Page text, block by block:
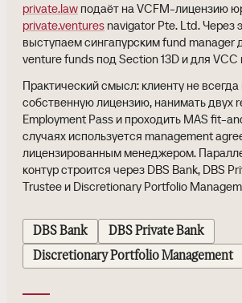
private.law подаёт на VCFM-лицензию
private.ventures navigator Pte. Ltd. Через
выступаем сингапурским fund manager
venture funds под Section 13D и для VCC
Практический смысл: клиенту не
собственную лицензию, нанимать двух
Employment Pass и проходить MAS fit-
случаях используется management
лицензированным менеджером.
контур строится через DBS Bank, DBS
Trustee и Discretionary Portfolio
DBS Bank DBS Private Bank
Discretionary Portfolio Management